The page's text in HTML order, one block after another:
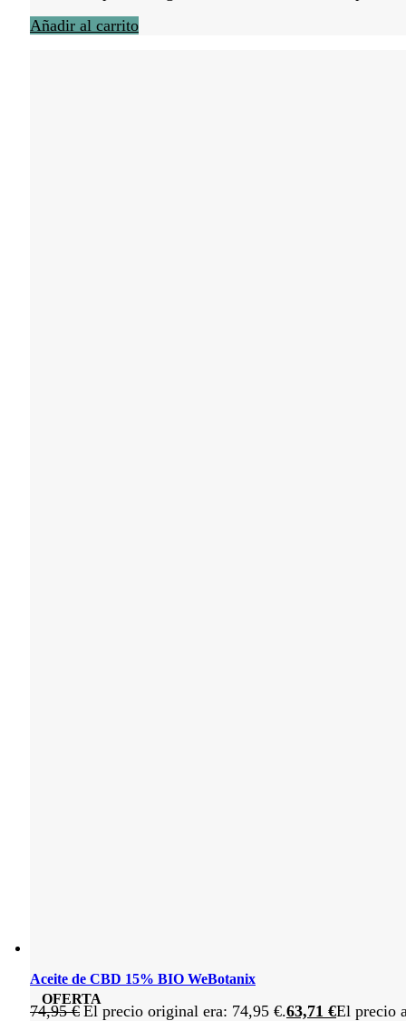
Añadir al carrito
OFERTA
Aceite de CBD 15% BIO WeBotanix
74,95€ El precio original era: 74,95 €.63,71 €El precio